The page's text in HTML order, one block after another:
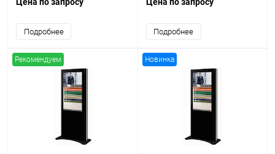
Подробнее Подробнее
Рекомендуем Новинка